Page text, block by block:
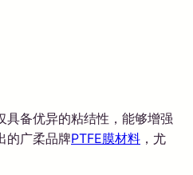
具备优异的粘结性，能够增强
的广柔品牌PTFE膜材料 ，尤